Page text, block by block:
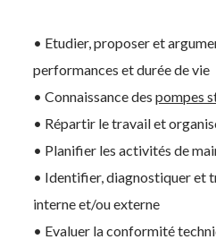
• Etudier, proposer et
performances et durée de vie
• Connaissance des pompes
• Répartir le travail et
• Planifier les activités de
• Identifier, diagnostiquer et
interne et/ou externe
• Evaluer la conformité